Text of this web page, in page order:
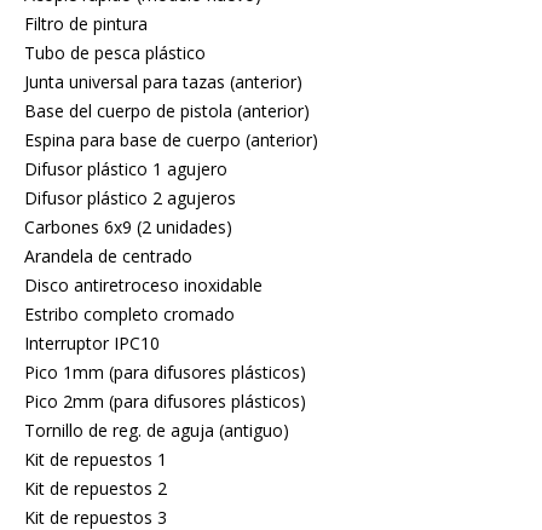
Filtro de pintura
Tubo de pesca plástico
Junta universal para tazas (anterior)
Base del cuerpo de pistola (anterior)
Espina para base de cuerpo (anterior)
Difusor plástico 1 agujero
Difusor plástico 2 agujeros
Carbones 6x9 (2 unidades)
Arandela de centrado
Disco antiretroceso inoxidable
Estribo completo cromado
Interruptor IPC10
Pico 1mm (para difusores plásticos)
Pico 2mm (para difusores plásticos)
Tornillo de reg. de aguja (antiguo)
Kit de repuestos 1
Kit de repuestos 2
Kit de repuestos 3